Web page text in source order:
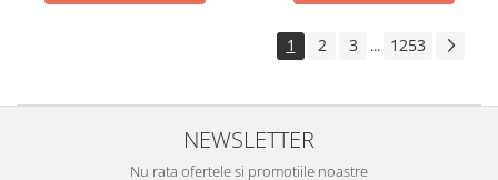
1 2 3 ... 1253
NEWSLETTER
Nu rata ofertele si promotiile noastre